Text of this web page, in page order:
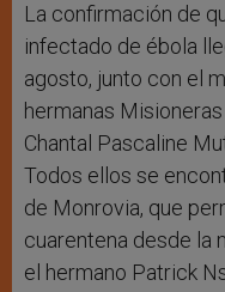
La confirmación de
infectado de ébola
agosto, junto con el
hermanas
Chantal Pascaline
Todos ellos se
de Monrovia, que
cuarentena desde la
el hermano Patrick